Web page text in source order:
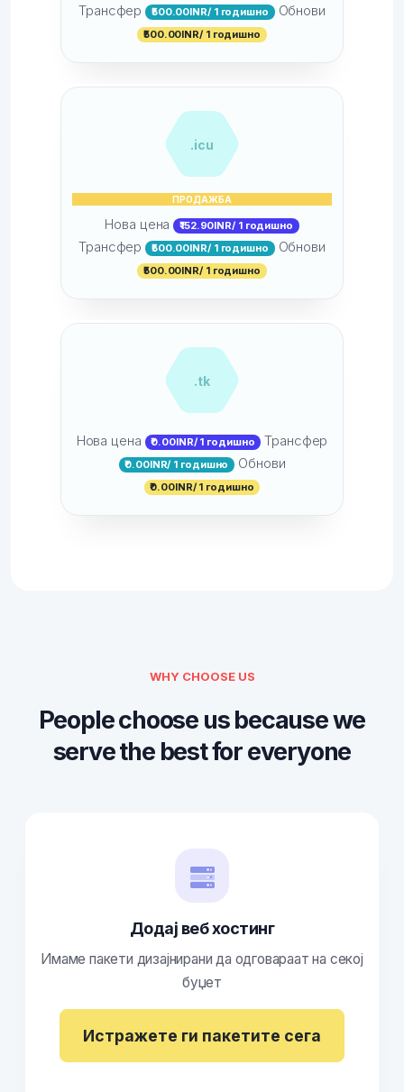
Трансфер ₹500.00INR/ 1 годишно Обнови
₹500.00INR/ 1 годишно
.icu
ПРОДАЖБА
Нова цена ₹152.90INR/ 1 годишно
Трансфер ₹500.00INR/ 1 годишно Обнови
₹500.00INR/ 1 годишно
.tk
Нова цена ₹0.00INR/ 1 годишно Трансфер
₹0.00INR/ 1 годишно Обнови
₹0.00INR/ 1 годишно
WHY CHOOSE US
People choose us because we
serve the best for everyone
Додај веб хостинг
Имаме пакети дизајнирани да одговараат на секој
буџет
Истражете ги пакетите сега